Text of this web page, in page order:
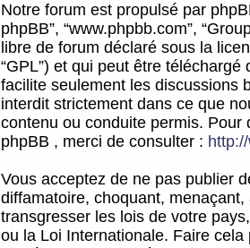
Notre forum est propulsé par
phpBB”, “www.phpbb.com”,
libre de forum déclaré sous la
“GPL”) et qui peut être téléchargé
facilite seulement les discussions
interdit strictement dans ce que
contenu ou conduite permis.
phpBB , merci de consulter :
Vous acceptez de ne pas publier
diffamatoire, choquant,
transgresser les lois de votre
ou la Loi Internationale. Faire